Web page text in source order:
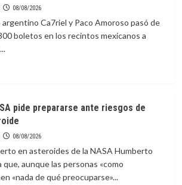
08/08/2026
argentino Ca7riel y Paco Amoroso pasó de
boletos en los recintos mexicanos a
pide prepararse ante riesgos de
08/08/2026
en asteroides de la NASA Humberto
aunque las personas «como
«nada de qué preocuparse»...